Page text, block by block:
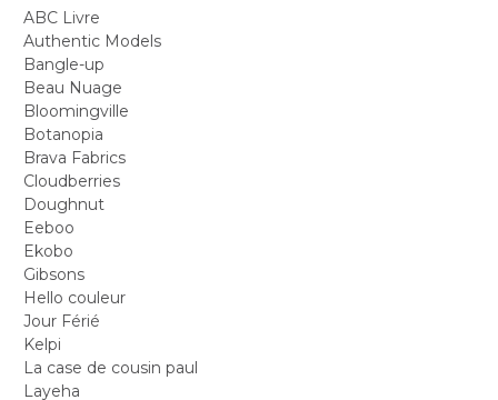
ABC Livre
Authentic Models
Bangle-up
Beau Nuage
Bloomingville
Botanopia
Brava Fabrics
Cloudberries
Doughnut
Eeboo
Ekobo
Gibsons
Hello couleur
Jour Férié
Kelpi
La case de cousin paul
Layeha